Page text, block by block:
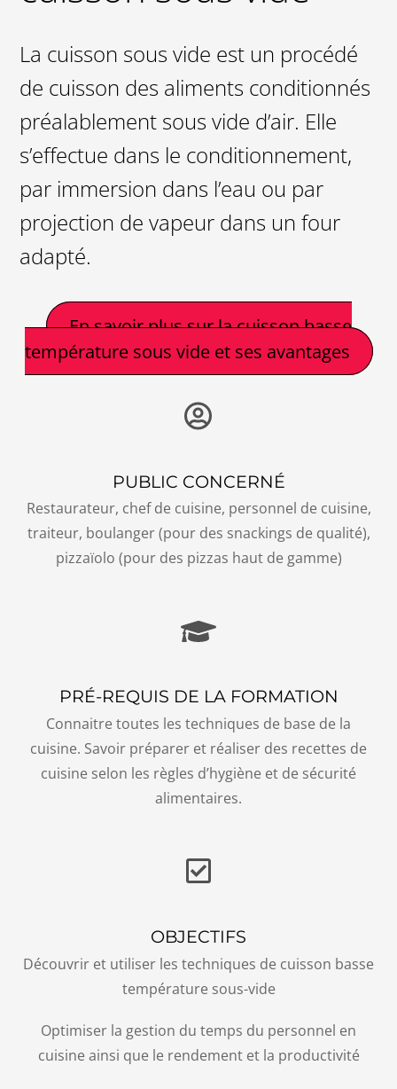
La cuisson sous vide est un procédé
de cuisson des aliments conditionnés
préalablement sous vide d’air. Elle
s’effectue dans le conditionnement,
par immersion dans l’eau ou par
projection de vapeur dans un four
adapté.
En savoir plus sur la cuisson basse
température sous vide et ses avantages
PUBLIC CONCERNÉ
Restaurateur, chef de cuisine, personnel de cuisine,
traiteur, boulanger (pour des snackings de qualité),
pizzaïolo (pour des pizzas haut de gamme)
PRÉ-REQUIS DE LA FORMATION
Connaitre toutes les techniques de base de la
cuisine. Savoir préparer et réaliser des recettes de
cuisine selon les règles d’hygiène et de sécurité
alimentaires.
OBJECTIFS
Découvrir et utiliser les techniques de cuisson basse
température sous-vide
Optimiser la gestion du temps du personnel en
cuisine ainsi que le rendement et la productivité